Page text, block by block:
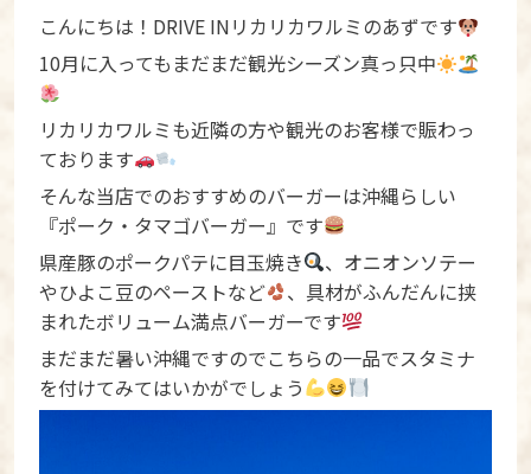
こんにちは！DRIVE INリカリカワルミのあずです
10月に入ってもまだまだ観光シーズン真っ只中
リカリカワルミも近隣の方や観光のお客様で賑わっ
ております
そんな当店でのおすすめのバーガーは沖縄らしい
『ポーク・タマゴバーガー』です
県産豚のポークパテに目玉焼き
、オニオンソテー
やひよこ豆のペーストなど
、具材がふんだんに挟
まれたボリューム満点バーガーです
まだまだ暑い沖縄ですのでこちらの一品でスタミナ
を付けてみてはいかがでしょう